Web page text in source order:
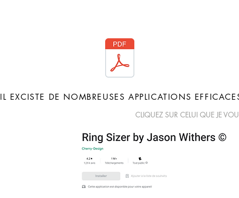
IL EXCISTE DE NOMBREUSES APPLICATIONS
CLIQUEZ SUR CELUI QUE JE